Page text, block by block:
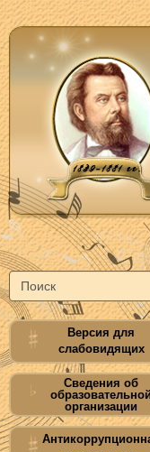
Версия для
слабовидящих
Сведения об
образовательной
организации